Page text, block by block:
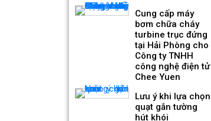
Quạt hướng trục gắn tường
thân dẹt hút khói KENKO
KEA-WF-No
Giá bán: Liên hệ
Cung cấp máy
bơm chữa cháy
turbine trục đứng
tại Hải Phòng cho
Công ty TNHH
công nghệ điện tử
Chee Yuen
Lưu ý khi lựa chọn
quạt gắn tường
hút khói